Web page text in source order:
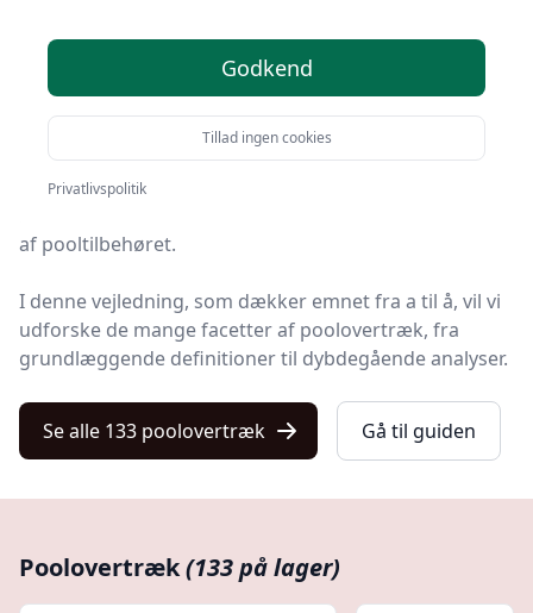
At nyde en svømmetur i sin private pool er en
fornøjelse mange drømmer om.
Men med fornøjelsen følger også ansvaret for korrekt
vedligeholdelse og sikring af poolen.
af pooltilbehøret.
I denne vejledning, som dækker emnet fra a til å, vil vi
udforske de mange facetter af poolovertræk, fra
grundlæggende definitioner til dybdegående analyser.
Se alle 133 poolovertræk Gå til guiden
Poolovertræk(133 på lager)
Godkend
Tillad ingen cookies
Privatlivspolitik